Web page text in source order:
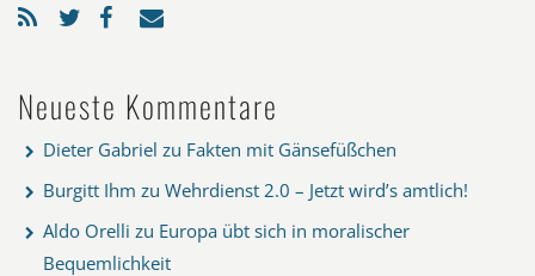
Neueste Kommentare
Dieter Gabriel zu Fakten mit Gänsefüßchen
Burgitt Ihm zu Wehrdienst 2.0 – Jetzt wird’s amtlich!
Aldo Orelli zu Europa übt sich in moralischer
Bequemlichkeit